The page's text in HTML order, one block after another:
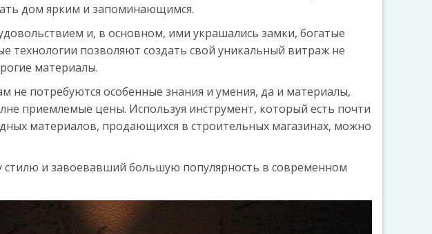
дом ярким и запоминающимся.
и, в основном, ими украшались замки, богатые
технологии позволяют создать свой уникальный витраж не
материалы.
не потребуются особенные знания и умения, да и материалы,
приемлемые цены. Используя инструмент, который есть почти
материалов, продающихся в строительных магазинах, можно
стилю и завоевавший большую популярность в современном